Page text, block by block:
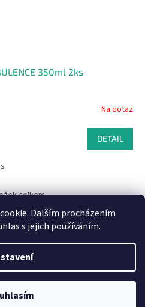
Dalším procházením
s jejich používáním.
350ml 2ks
Na dotaz
DETAIL
v
l
d
a
c
í
p
r
celkem
zavato.cz. Všechna práva